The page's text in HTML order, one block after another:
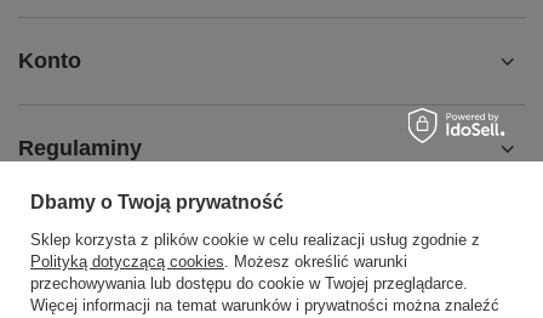
Konto
Regulaminy
MOJE KONTO
Dbamy o Twoją prywatność
Sklep korzysta z plików cookie w celu realizacji usług zgodnie z
Polityką dotyczącą cookies. Możesz określić warunki
przechowywania lub dostępu do cookie w Twojej przeglądarce.
Więcej informacji na temat warunków i prywatności można znaleźć